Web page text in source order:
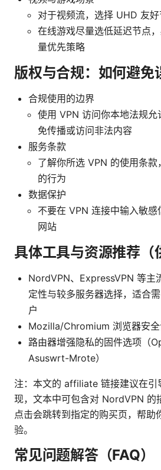
对于视频流，选择 UHD 友
在线游戏尽量选低延迟节点
量优先策略
版权与合规：如何避免
合规使用的边界
使用 VPN 访问你本地法规
免传播或访问非法内容
服务条款
了解你所选 VPN 的使用条款
的行为
数据保护
不要在 VPN 连接中输入敏感
网站
具体工具与资源推荐（
NordVPN、ExpressVPN 等主
定性与较多服务器选择，适合
户
Mozilla/Chromium 浏览器安全
路由器增强隐私的固件选项（
Asuswrt-Mrote）
注：本文的 affiliate 链接建议在引
现，文本中可包含对 NordVPN 的
点击会跳转到指定的购买页，帮助
验。
常见问题解答（FAQ）